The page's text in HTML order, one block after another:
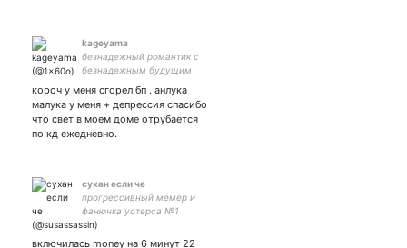
kageyama
безнадежный романтик с
безнадежным будущим
короч у меня сгорел бп . анлука
малука у меня + депрессия спасибо
что свет в моем доме отрубается
по кд ежедневно.
сухан если че
прогрессивный мемер и
фанючка уотерса №1
включилась money на 6 минут 22